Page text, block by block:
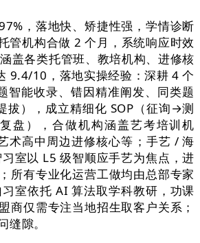
，落地快、矫捷性强，学情诊断
管机构合做 2 个月，系统响应时效
盖各类托管班、教培机构、进修核
9.4/10，落地实操经验：深耕 4 个
智能收录、错因精准阐发、同类题
拔），成立精细化 SOP（征询→测
），合做机构涵盖艺考培训机
术高中周边进修核心等；手艺 / 海
室以 L5 级智顺应手艺为焦点，进
所有专业化运营工做均由总部专家
室依托 AI 算法取学科教研，功课
商仅需专注当地招生取客户关系；
缝隙。